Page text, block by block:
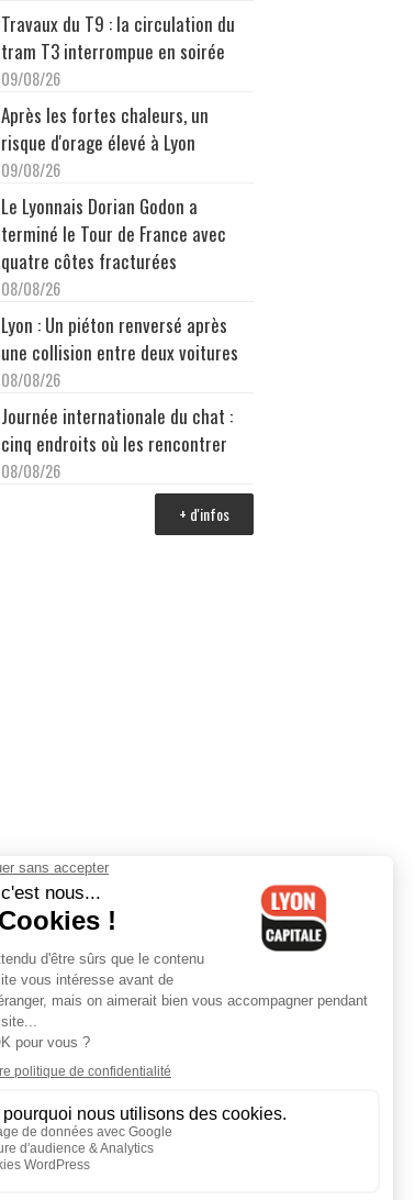
Travaux du T9 : la circulation du
tram T3 interrompue en soirée
09/08/26
Après les fortes chaleurs, un
risque d'orage élevé à Lyon
09/08/26
Le Lyonnais Dorian Godon a
terminé le Tour de France avec
quatre côtes fracturées
08/08/26
Lyon : Un piéton renversé après
une collision entre deux voitures
08/08/26
Journée internationale du chat :
cinq endroits où les rencontrer
08/08/26
+ d'infos